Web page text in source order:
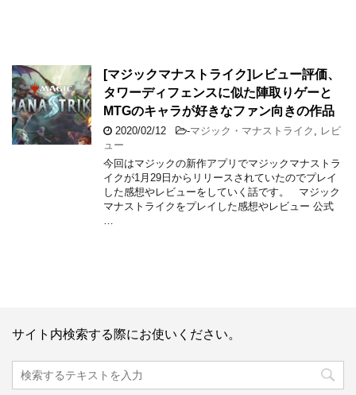
[マジックマナストライク]レビュー評価、
タワーディフェンスに似た陣取りゲーと
MTGのキャラが好きなファン向きの作品
2020/02/12 -マジック・マナストライク
レビ
ュー
今回はマジックの新作アプリでマジックマナストラ
イクが1月29日からリリースされていたのでプレイ
した感想やレビューをしていく話です。 マジック
マナストライクをプレイした感想やレビュー 公式
サイト内検索する際にお使いください。